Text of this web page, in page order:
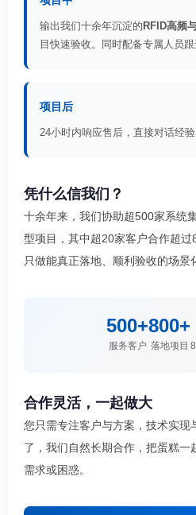
输出我们十余年沉淀的 RFID高频
目快速验收。同时配备专属人员跟
项目后
24小时内响应售后，直接对话经验
凭什么信我们？
十余年来，我们协助超500家系统
型项目，其中超20家客户合作超过
只做能真正落地、顺利验收的场景
500+
服务客户
800+
落地项目
合作灵活，一起做大
您只需专注客户与方案，技术实现
了，我们自然长期合作，把蛋糕一
需求或困惑。